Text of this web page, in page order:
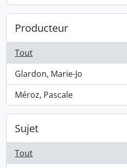
Producteur
Tout
Glardon, Marie-Jo
, 1 résultats
Méroz, Pascale
, 1 résultats
Sujet
Tout